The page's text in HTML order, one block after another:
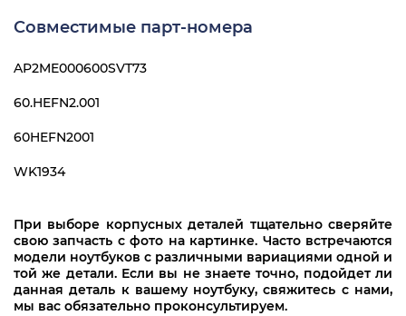
Совместимые парт-номера
AP2ME000600SVT73
60.HEFN2.001
60HEFN2001
WK1934
При выборе корпусных деталей тщательно сверяйте
свою запчасть с фото на картинке. Часто встречаются
модели ноутбуков с различными вариациями одной и
той же детали. Если вы не знаете точно, подойдет ли
данная деталь к вашему ноутбуку, свяжитесь с нами,
мы вас обязательно проконсультируем.